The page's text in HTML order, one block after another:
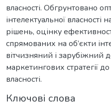
власності. Обгрунтовано
інтелектуальної власності
рішень, оцінку
спрямованих на об’єкти
вітчизняний і зарубіжний
маркетингових стратегії до
власності.
Ключові слова